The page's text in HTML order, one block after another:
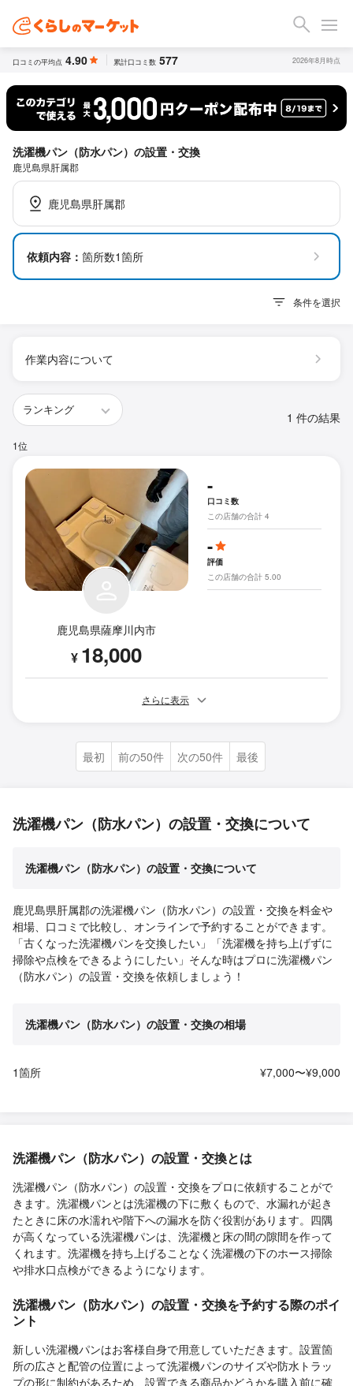
口コミの平均点 4.90 累計口コミ数 577 2026年8月時点
洗濯機パン（防水パン）の設置・交換
鹿児島県肝属郡
鹿児島県肝属郡
依頼内容： 箇所数1箇所
条件を選択
作業内容について
1 件の結果
1位
鹿児島県薩摩川内市
¥ 18,000
-
口コミ数
この店舗の合計 4
-
評価
この店舗の合計 5.00
さらに表示
最初 前の50件 次の50件 最後
洗濯機パン（防水パン）の設置・交換について
洗濯機パン（防水パン）の設置・交換について
鹿児島県肝属郡の洗濯機パン（防水パン）の設置・交換を料金や
相場、口コミで比較し、オンラインで予約することができます。
「古くなった洗濯機パンを交換したい」「洗濯機を持ち上げずに
掃除や点検をできるようにしたい」そんな時はプロに洗濯機パン
（防水パン）の設置・交換を依頼しましょう！
洗濯機パン（防水パン）の設置・交換の相場
1箇所 ¥7,000〜¥9,000
洗濯機パン（防水パン）の設置・交換とは
洗濯機パン（防水パン）の設置・交換をプロに依頼することがで
きます。洗濯機パンとは洗濯機の下に敷くもので、水漏れが起き
たときに床の水濡れや階下への漏水を防ぐ役割があります。四隅
が高くなっている洗濯機パンは、洗濯機と床の間の隙間を作って
くれます。洗濯機を持ち上げることなく洗濯機の下のホース掃除
や排水口点検ができるようになります。
洗濯機パン（防水パン）の設置・交換を予約する際のポイ
ント
新しい洗濯機パンはお客様自身で用意していただきます。設置箇
所の広さと配管の位置によって洗濯機パンのサイズや防水トラッ
プの形に制約があるため、設置できる商品かどうかを購入前に確